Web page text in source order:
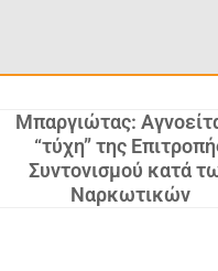
Μπαργιώτας:
“τύχη” της
Συντονισμού κατά
Ναρκωτικών